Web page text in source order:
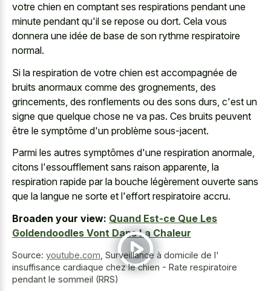
votre chien en comptant ses respirations pendant une
minute pendant qu'il se repose ou dort. Cela vous
donnera une idée de base de son rythme respiratoire
normal.
Si la respiration de votre chien est accompagnée de
bruits anormaux comme des grognements, des
grincements, des ronflements ou des sons durs, c'est un
signe que quelque chose ne va pas. Ces bruits peuvent
être le symptôme d'un problème sous-jacent.
Parmi les autres symptômes d'une respiration anormale,
citons l'essoufflement sans raison apparente, la
respiration rapide par la bouche légèrement ouverte sans
que la langue ne sorte et l'effort respiratoire accru.
Broaden your view: Quand Est-ce Que Les
Goldendoodles Vont Dans La Chaleur
Source: youtube.com Surveillance à domicile de l'
insuffisance cardiaque chez le chien - Rate respiratoire
pendant le sommeil (RRS)